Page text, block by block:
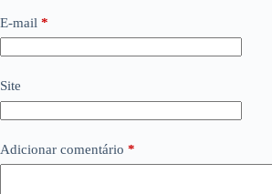
E-mail *
Site
Adicionar comentário *